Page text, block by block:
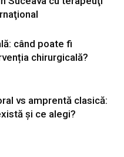
când poate fi
chirurgicală?
vs amprentă clasică:
și ce alegi?